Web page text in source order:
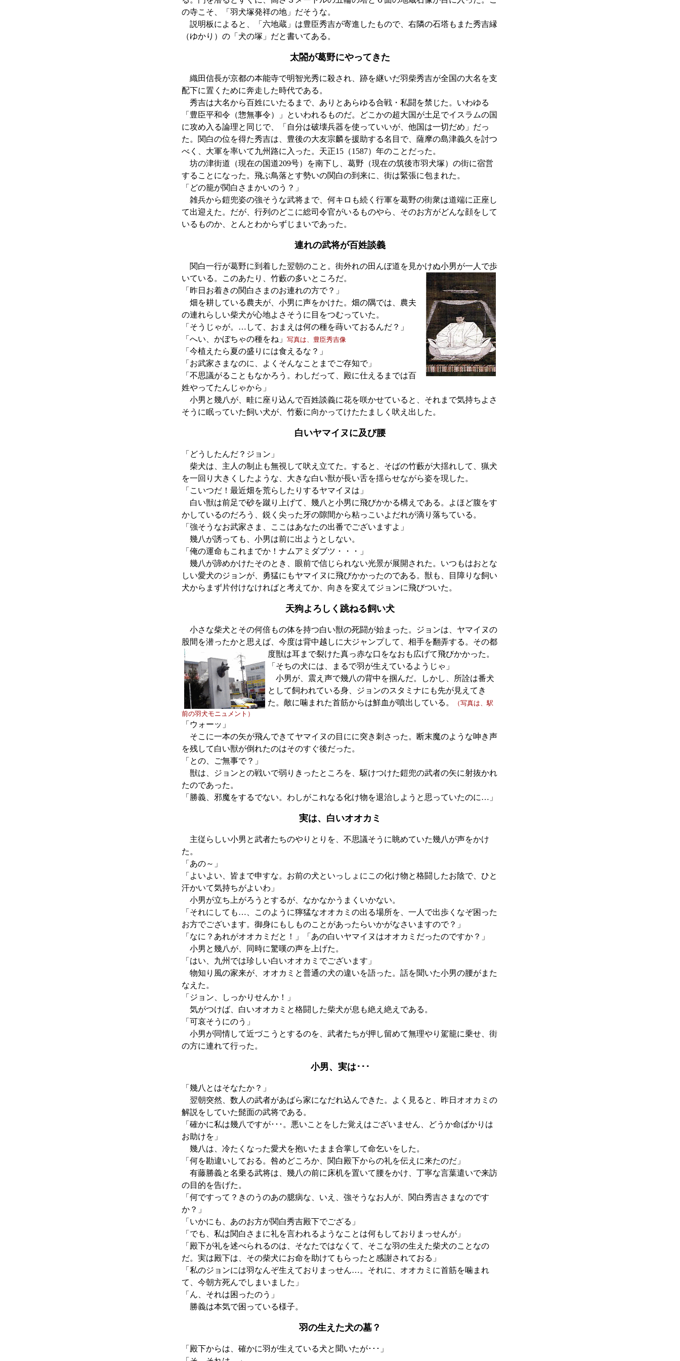
の寺こそ、「羽犬塚発祥の地」だそうな。
説明板によると、「六地蔵」は豊臣秀吉が寄進したもので、右隣の石塔もまた秀吉縁
（ゆかり）の「犬の塚」だと書いてある。
太閤が葛野にやってきた
織田信長が京都の本能寺で明智光秀に殺され、跡を継いだ羽柴秀吉が全国の大名を支
配下に置くために奔走した時代である。
秀吉は大名から百姓にいたるまで、ありとあらゆる合戦・私闘を禁じた。いわゆる
「豊臣平和令（惣無事令）」といわれるものだ。どこかの超大国が土足でイスラムの国
に攻め入る論理と同じで、「自分は破壊兵器を使っていいが、他国は一切だめ」だっ
た。関白の位を得た秀吉は、豊後の大友宗麟を援助する名目で、薩摩の島津義久を討つ
べく、大軍を率いて九州路に入った。天正15（1587）年のことだった。
坊の津街道（現在の国道209号）を南下し、葛野（現在の筑後市羽犬塚）の街に宿営
することになった。飛ぶ鳥落とす勢いの関白の到来に、街は緊張に包まれた。
「どの籠が関白さまかいのう？」
雑兵から鎧兜姿の強そうな武将まで、何キロも続く行軍を葛野の街衆は道端に正座し
て出迎えた。だが、行列のどこに総司令官がいるものやら、そのお方がどんな顔をして
いるものか、とんとわからずじまいであった。
連れの武将が百姓談義
関白一行が葛野に到着した翌朝のこと。街外れの田んぼ道を見かけぬ小男が一人で歩
いている。このあたり、竹藪の多いところだ。
「昨日お着きの関白さまのお連れの方で？」
畑を耕している農夫が、小男に声をかけた。畑の隅では、農夫
の連れらしい柴犬が心地よさそうに目をつむっていた。
「そうじゃが。…して、おまえは何の種を蒔いておるんだ？」
「へい、かぼちゃの種をね」 写真は、豊臣秀吉像
「今植えたら夏の盛りには食えるな？」
「お武家さまなのに、よくそんなことまでご存知で」
「不思議がることもなかろう。わしだって、殿に仕えるまでは百
姓やってたんじゃから」
小男と幾八が、畦に座り込んで百姓談義に花を咲かせていると、それまで気持ちよさ
そうに眠っていた飼い犬が、竹薮に向かってけたたましく吠え出した。
白いヤマイヌに及び腰
「どうしたんだ？ジョン」
柴犬は、主人の制止も無視して吠え立てた。すると、そばの竹藪が大揺れして、猟犬
を一回り大きくしたような、大きな白い獣が長い舌を揺らせながら姿を現した。
「こいつだ！最近畑を荒らしたりするヤマイヌは」
白い獣は前足で砂を蹴り上げて、幾八と小男に飛びかかる構えである。よほど腹をす
かしているのだろう、鋭く尖った牙の隙間から粘っこいよだれが滴り落ちている。
「強そうなお武家さま、ここはあなたの出番でございますよ」
幾八が誘っても、小男は前に出ようとしない。
「俺の運命もこれまでか！ナムアミダブツ・・・」
幾八が諦めかけたそのとき、眼前で信じられない光景が展開された。いつもはおとな
しい愛犬のジョンが、勇猛にもヤマイヌに飛びかかったのである。獣も、目障りな飼い
犬からまず片付けなければと考えてか、向きを変えてジョンに飛びついた。
天狗よろしく跳ねる飼い犬
小さな柴犬とその何倍もの体を持つ白い獣の死闘が始まった。ジョンは、ヤマイヌの
股間を潜ったかと思えば、今度は背中越しに大ジャンプして、相手を翻弄する。その都
度獣は耳まで裂けた真っ赤な口をなおも広げて飛びかかった。
「そちの犬には、まるで羽が生えているようじゃ」
小男が、震え声で幾八の背中を掴んだ。しかし、所詮は番犬
として飼われている身、ジョンのスタミナにも先が見えてき
た。敵に噛まれた首筋からは鮮血が噴出している。
（写真は、駅
前の羽犬モニュメント）
「ウォーッ」
そこに一本の矢が飛んできてヤマイヌの目にに突き刺さった。断末魔のような呻き声
を残して白い獣が倒れたのはそのすぐ後だった。
「との、ご無事で？」
獣は、ジョンとの戦いで弱りきったところを、駆けつけた鎧兜の武者の矢に射抜かれ
たのであった。
「勝義、邪魔をするでない。わしがこれなる化け物を退治しようと思っていたのに…」
実は、白いオオカミ
主従らしい小男と武者たちのやりとりを、不思議そうに眺めていた幾八が声をかけ
た。
「あの～」
「よいよい、皆まで申すな。お前の犬といっしょにこの化け物と格闘したお陰で、ひと
汗かいて気持ちがよいわ」
小男が立ち上がろうとするが、なかなかうまくいかない。
「それにしても…、このように獰猛なオオカミの出る場所を、一人で出歩くなぞ困った
お方でございます。御身にもしものことがあったらいかがなさいますので？」
「なに？あれがオオカミだと！」「あの白いヤマイヌはオオカミだったのですか？」
小男と幾八が、同時に驚嘆の声を上げた。
「はい、九州では珍しい白いオオカミでございます」
物知り風の家来が、オオカミと普通の犬の違いを語った。話を聞いた小男の腰がまた
なえた。
「ジョン、しっかりせんか！」
気がつけば、白いオオカミと格闘した柴犬が息も絶え絶えである。
「可哀そうにのう」
小男が同情して近づこうとするのを、武者たちが押し留めて無理やり駕籠に乗せ、街
の方に連れて行った。
小男、実は･･･
「幾八とはそなたか？」
翌朝突然、数人の武者があばら家になだれ込んできた。よく見ると、昨日オオカミの
解説をしていた髭面の武将である。
「確かに私は幾八ですが･･･。悪いことをした覚えはございません、どうか命ばかりは
お助けを」
幾八は、冷たくなった愛犬を抱いたまま合掌して命乞いをした。
「何を勘違いしておる。咎めどころか、関白殿下からの礼を伝えに来たのだ」
有藤勝義と名乗る武将は、幾八の前に床机を置いて腰をかけ、丁寧な言葉遣いで来訪
の目的を告げた。
「何ですって？きのうのあの臆病な、いえ、強そうなお人が、関白秀吉さまなのです
か？」
「いかにも、あのお方が関白秀吉殿下でござる」
「でも、私は関白さまに礼を言われるようなことは何もしておりまっせんが」
「殿下が礼を述べられるのは、そなたではなくて、そこな羽の生えた柴犬のことなの
だ。実は殿下は、その柴犬にお命を助けてもらったと感謝されておる」
「私のジョンには羽なんぞ生えておりまっせん…。それに、オオカミに首筋を噛まれ
て、今朝方死んでしまいました」
「ん、それは困ったのう」
勝義は本気で困っている様子。
羽の生えた犬の墓？
「殿下からは、確かに羽が生えている犬と聞いたが･･･」